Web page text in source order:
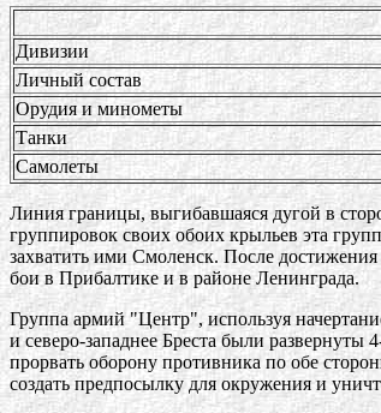
Дивизии
Личный состав
Орудия и минометы
Танки
Самолеты
Линия границы, выгибавшаяся дугой в
группировок своих обоих крыльев эта
захватить ими Смоленск. После
бои в Прибалтике и в районе Ленинграда.
Группа армий "Центр", используя
и северо-западнее Бреста были
прорвать оборону противника по обе
создать предпосылку для окружения и